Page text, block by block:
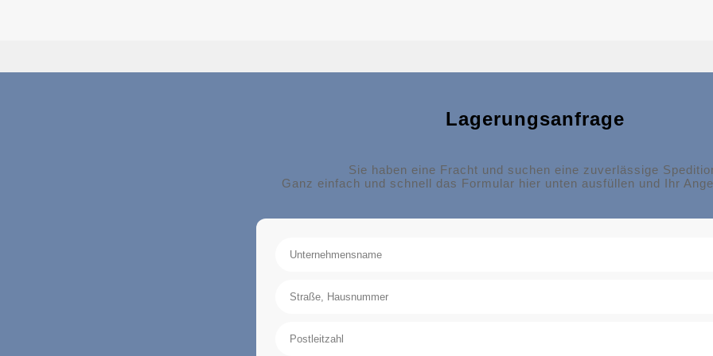
Lagerungsanfrage
Sie haben eine Fracht und suchen eine zuverlässige
Ganz einfach und schnell das Formular hier unten ausfüllen und Ihr